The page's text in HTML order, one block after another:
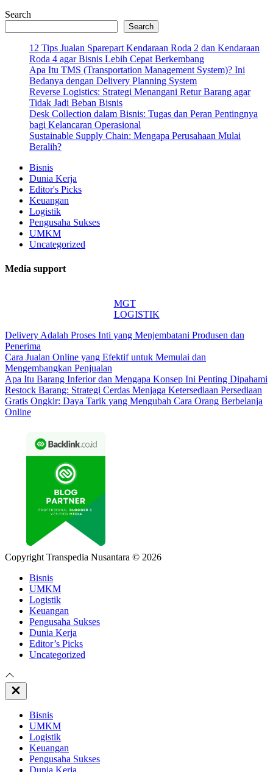
Search
Search
12 Tips Jualan Sparepart Kendaraan Roda 2 dan Kendaraan
Roda 4 agar Bisnis Lebih Cepat Berkembang
Apa Itu TMS (Transportation Management System)? Ini
Bedanya dengan Delivery Planning System
Reverse Logistics: Strategi Menangani Retur Barang agar
Tidak Jadi Beban Bisnis
Desk Collection dalam Bisnis: Tugas dan Peran Pentingnya
bagi Kelancaran Operasional
Sustainable Supply Chain: Mengapa Perusahaan Mulai
Beralih?
Bisnis
Dunia Kerja
Editor's Picks
Keuangan
Logistik
Pengusaha Sukses
UMKM
Uncategorized
Media support
MGT
LOGISTIK
Delivery Adalah Proses Inti yang Menjembatani Produsen dan
Penerima
Cara Jualan Online yang Efektif untuk Memulai dan
Mengembangkan Penjualan
Apa Itu Barang Inferior dan Mengapa Konsep Ini Penting Dipahami
Restock Barang: Strategi Cerdas Menjaga Ketersediaan Persediaan
Gratis Ongkir: Daya Tarik yang Mengubah Cara Orang Berbelanja
Online
Copyright Transpedia Nusantara © 2026
Bisnis
UMKM
Logistik
Keuangan
Pengusaha Sukses
Dunia Kerja
Editor’s Picks
Uncategorized
Close
Off
Bisnis
UMKM
Logistik
Keuangan
Pengusaha Sukses
Dunia Kerja